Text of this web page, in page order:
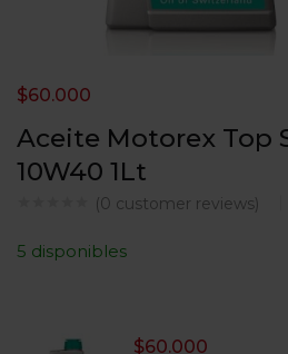
Aceite Motorex Top
10W40 1Lt
(0 customer reviews)
$60.000
5 disponibles
$60.000